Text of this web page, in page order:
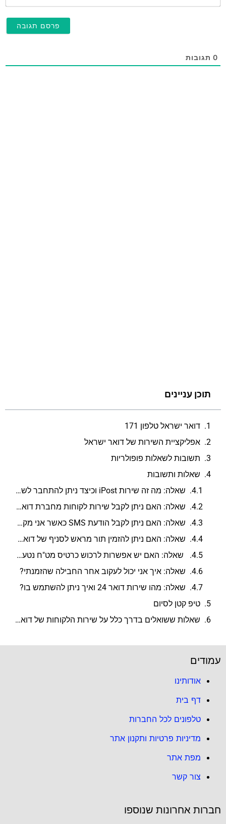
0 תגובות
תוכן עניינים
דואר ישראל טלפון 171
אפליקציית השירות של דואר ישראל
תשובות לשאלות פופולריות
שאלות ותשובות
שאלה: מה זה שירות iPost וכיצד ניתן להתחבר לשירות זה?
שאלה: האם ניתן לקבל שירות לקוחות מחברת דואר ישראל דרך המייל?
שאלה: האם ניתן לקבל הודעת SMS כאשר אני מקבל דואר רשום מדואר ישראל?
שאלה: האם ניתן להזמין תור מראש לסניף של דואר ישראל?
שאלה: האם יש אפשרות לרכוש כרטיס מט"ח נטען בדואר ישראל?
שאלה: איך אני יכול לעקוב אחר החבילה שהזמנתי?
שאלה: מהו שירות דואר 24 ואיך ניתן להשתמש בו?
טיפ קטן לסיום
שאלות ששואלים בדרך כלל על שירות הלקוחות של דואר ישראל
עמודים
אודותינו
דף בית
טלפונים לכל החברות
מדיניות פרטיות ותקנון אתר
מפת אתר
צור קשר
חברות אחרונות שנוספו